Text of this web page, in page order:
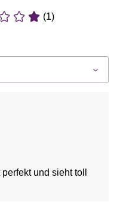
(1)
und sieht toll